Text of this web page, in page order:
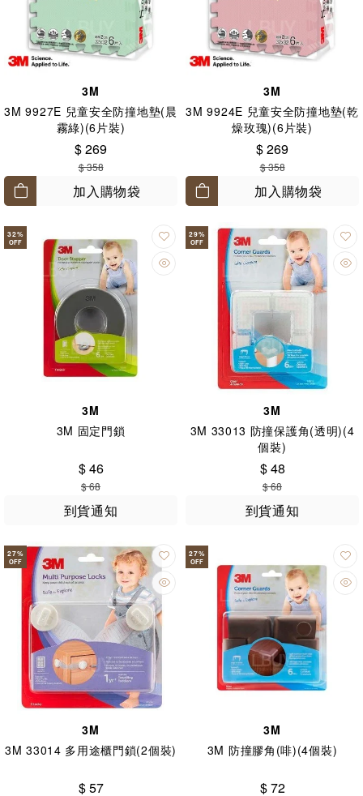
3M
3M 9927E 兒童安全防撞地墊(晨
霧綠)(6片裝)
$ 269
$ 358
加入購物袋
3M
3M 9924E 兒童安全防撞地墊(乾
燥玫瑰)(6片裝)
$ 269
$ 358
加入購物袋
32%
OFF
3M
3M 固定門鎖
$ 46
$ 68
到貨通知
29%
OFF
3M
3M 33013 防撞保護角(透明)(4
個裝)
$ 48
$ 68
到貨通知
27%
OFF
3M
3M 33014 多用途櫃門鎖(2個裝)
$ 57
27%
OFF
3M
3M 防撞膠角(啡)(4個裝)
$ 72